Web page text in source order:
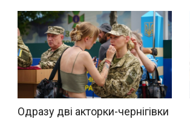
Одразу дві акторки-чернігівки